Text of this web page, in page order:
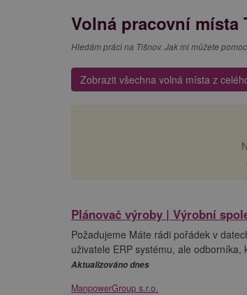
Volná pracovní místa
Hledám práci na Tišnov. Jak mi můžete
Zobrazit všechna volná místa z
Plánovač výroby | Výrobní
Požadujeme Máte rádi pořádek v
uživatele ERP systému, ale
Aktualizováno dnes
ManpowerGroup s.r.o.